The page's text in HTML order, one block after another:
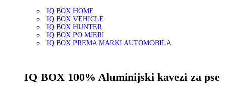
IQ BOX HOME
IQ BOX VEHICLE
IQ BOX HUNTER
IQ BOX PO MJERI
IQ BOX PREMA MARKI AUTOMOBILA
IQ BOX 100% Aluminijski kavezi za pse